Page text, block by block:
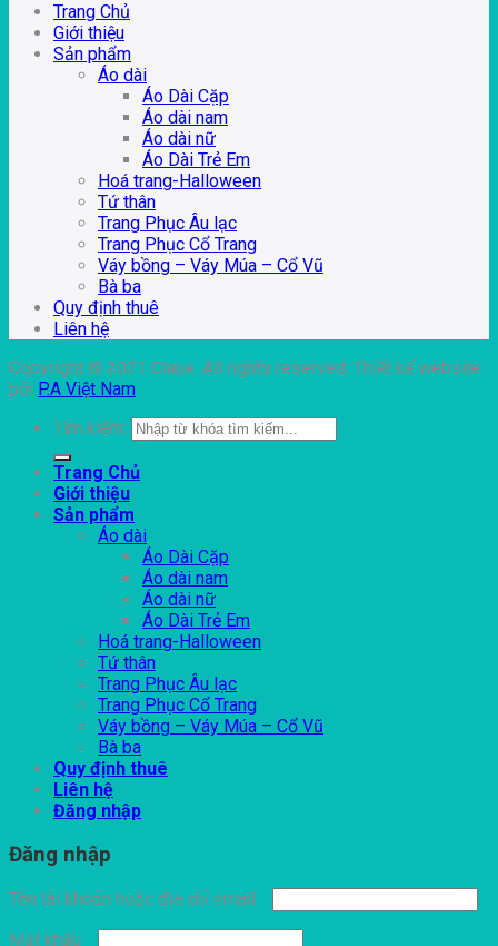
Trang Chủ
Giới thiệu
Sản phẩm
Áo dài
Áo Dài Cặp
Áo dài nam
Áo dài nữ
Áo Dài Trẻ Em
Hoá trang-Halloween
Tứ thân
Trang Phục Âu lạc
Trang Phục Cổ Trang
Váy bồng – Váy Múa – Cổ Vũ
Bà ba
Quy định thuê
Liên hệ
Copyright © 2021 Claue. All rights reserved. Thiết kế website
bởi P.A Việt Nam
Tìm kiếm:
Trang Chủ
Giới thiệu
Sản phẩm
Áo dài
Áo Dài Cặp
Áo dài nam
Áo dài nữ
Áo Dài Trẻ Em
Hoá trang-Halloween
Tứ thân
Trang Phục Âu lạc
Trang Phục Cổ Trang
Váy bồng – Váy Múa – Cổ Vũ
Bà ba
Quy định thuê
Liên hệ
Đăng nhập
Đăng nhập
Tên tài khoản hoặc địa chỉ email
Mật khẩu